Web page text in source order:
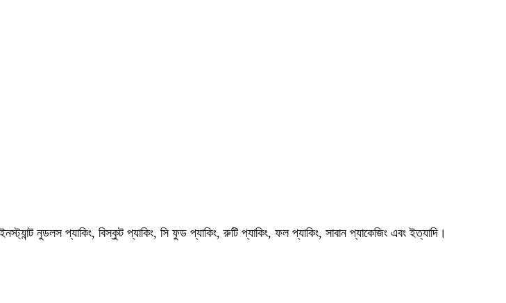
নুডলস প্যাকিং, বিস্কুট প্যাকিং, সি ফুড প্যাকিং, রুটি প্যাকিং, ফল প্যাকিং, সাবান প্যাকেজিং এবং ইত্যাদি।